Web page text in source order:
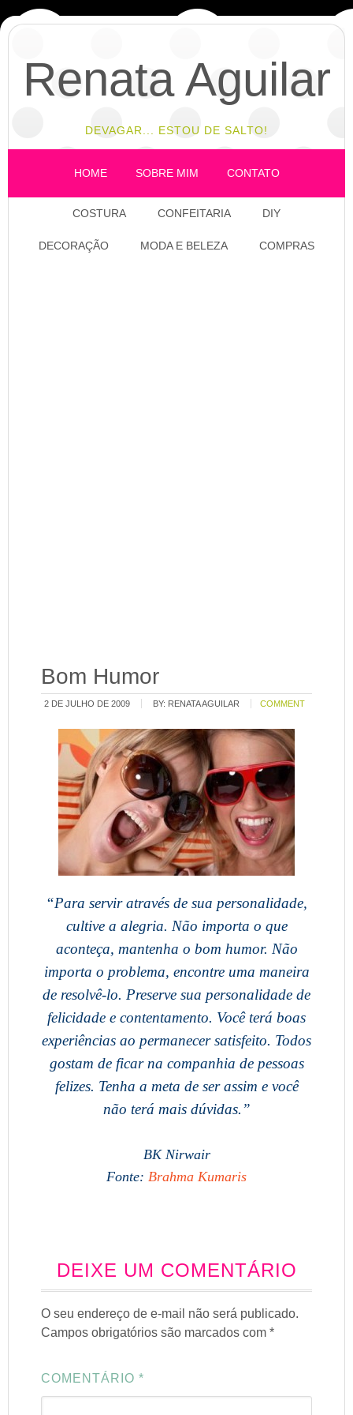
Renata Aguilar
DEVAGAR... ESTOU DE SALTO!
HOME SOBRE MIM CONTATO
COSTURA CONFEITARIA DIY
DECORAÇÃO MODA E BELEZA COMPRAS
Bom Humor
2 DE JULHO DE 2009 BY: RENATA AGUILAR COMMENT
“Para servir através de sua personalidade,
cultive a alegria. Não importa o que
aconteça, mantenha o bom humor. Não
importa o problema, encontre uma maneira
de resolvê-lo. Preserve sua personalidade de
felicidade e contentamento. Você terá boas
experiências ao permanecer satisfeito. Todos
gostam de ficar na companhia de pessoas
felizes. Tenha a meta de ser assim e você
não terá mais dúvidas.”
BK Nirwair
Fonte: Brahma Kumaris
DEIXE UM COMENTÁRIO
O seu endereço de e-mail não será publicado.
Campos obrigatórios são marcados com*
COMENTÁRIO*